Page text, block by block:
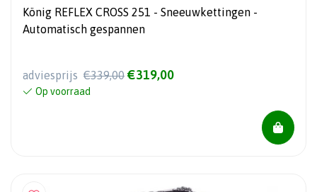
König REFLEX CROSS 251 - Sneeuwkettingen -
Automatisch gespannen
adviesprijs €339,00 €319,00
Op voorraad